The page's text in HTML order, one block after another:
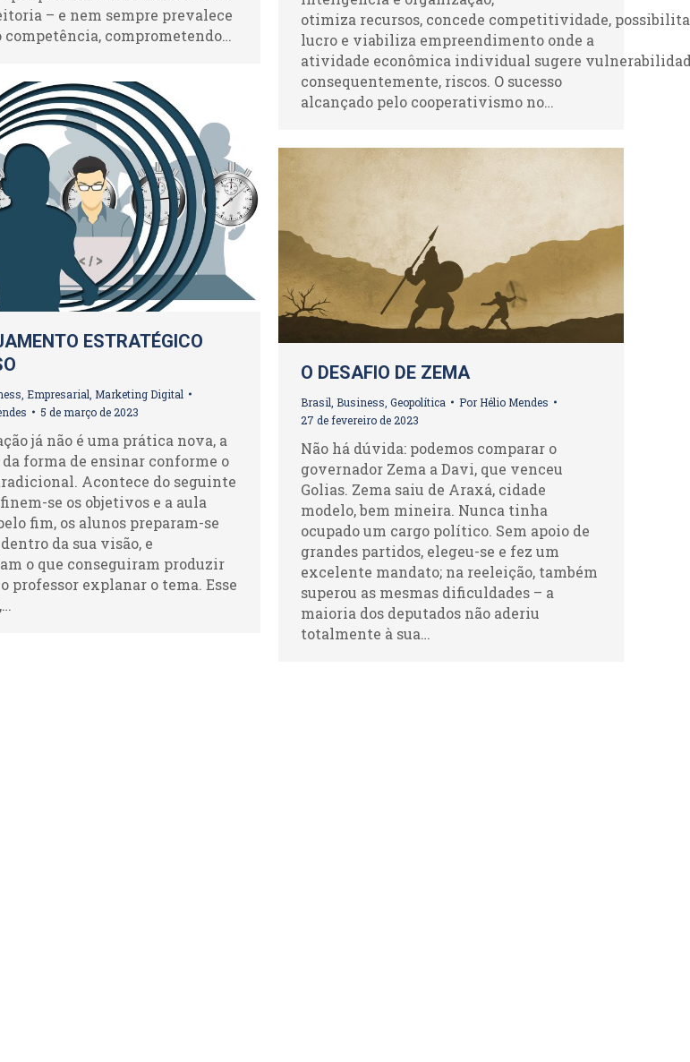
otimiza recursos, concede competitividade, possibilita
lucro e viabiliza empreendimento onde a
atividade econômica individual sugere
consequentemente, riscos. O sucesso
alcançado pelo cooperativismo no…
– e nem sempre prevalece
competência, comprometendo…
ESTRATÉGICO
Empresarial Marketing Digital
5 de março de 2023
já não é uma prática nova, a
forma de ensinar conforme o
Acontece do seguinte
se os objetivos e a aula
fim, os alunos preparam-se
da sua visão, e
o que conseguiram produzir
professor explanar o tema. Esse
O DESAFIO DE ZEMA
Brasil Business Geopolítica PorHélio Mendes
27 de fevereiro de 2023
Não há dúvida: podemos comparar o
governador Zema a Davi, que venceu
Golias. Zema saiu de Araxá, cidade
modelo, bem mineira. Nunca tinha
ocupado um cargo político. Sem apoio de
grandes partidos, elegeu-se e fez um
excelente mandato; na reeleição, também
superou as mesmas dificuldades – a
maioria dos deputados não aderiu
totalmente à sua…